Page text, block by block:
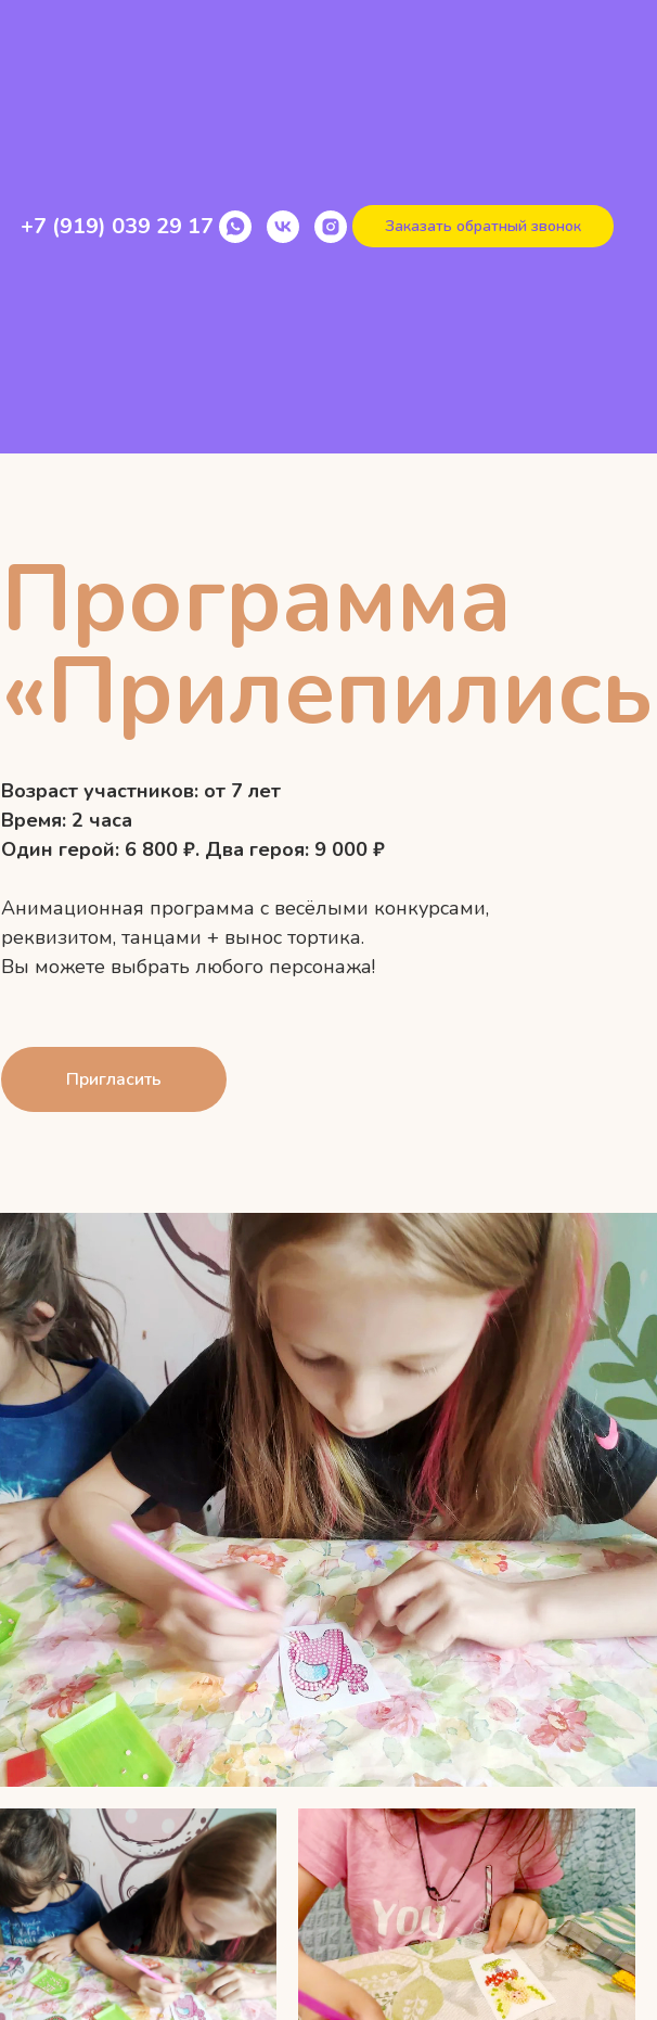
+7 (919) 039 29 17 Заказать обратный звонок
Программа
Возраст участников: от 7 лет
Время: 2 часа
Один герой: 6 800 ₽. Два героя: 9 000 ₽
Анимационная программа с весёлыми конкурсами,
реквизитом, танцами + вынос тортика.
Вы можете выбрать любого персонажа!
Пригласить